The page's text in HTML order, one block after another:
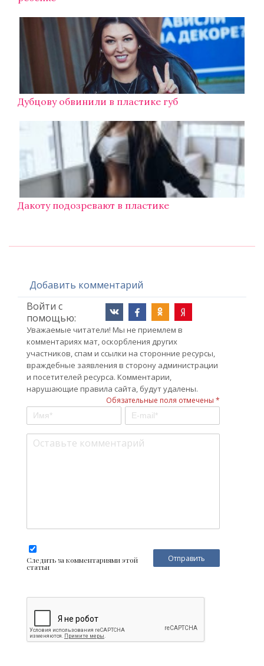
Дубцову обвинили в пластике губ
Дакоту подозревают в пластике
Добавить комментарий
Войти с
помощью:
Уважаемые читатели! Мы не приемлем в
комментариях мат, оскорбления других
участников, спам и ссылки на сторонние ресурсы,
враждебные заявления в сторону администрации
и посетителей ресурса. Комментарии,
нарушающие правила сайта, будут удалены.
Обязательные поля отмечены *
Следить за комментариями этой
статьи